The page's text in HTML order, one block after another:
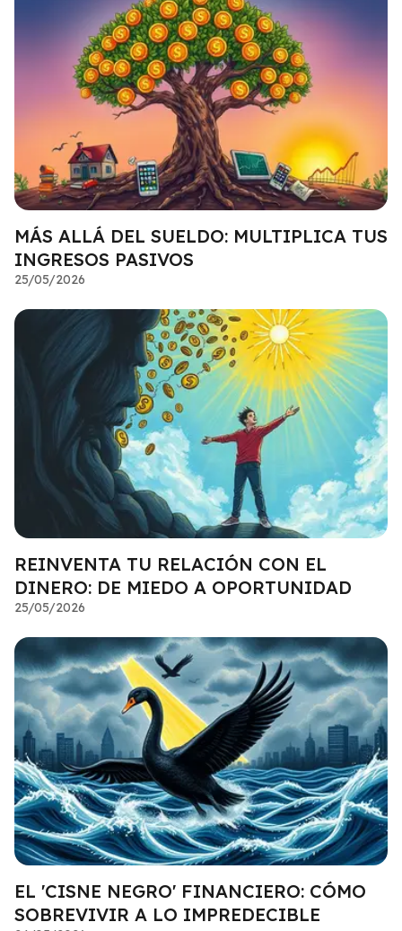
MÁS ALLÁ DEL SUELDO: MULTIPLICA TUS
INGRESOS PASIVOS
25/05/2026
REINVENTA TU RELACIÓN CON EL
DINERO: DE MIEDO A OPORTUNIDAD
25/05/2026
EL 'CISNE NEGRO' FINANCIERO: CÓMO
SOBREVIVIR A LO IMPREDECIBLE